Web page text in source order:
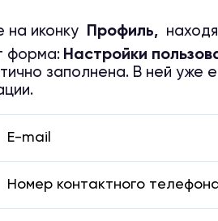
на иконку Профиль,
форма: Настройки
заполнена. В ней уже
E-mail
Номер контактного